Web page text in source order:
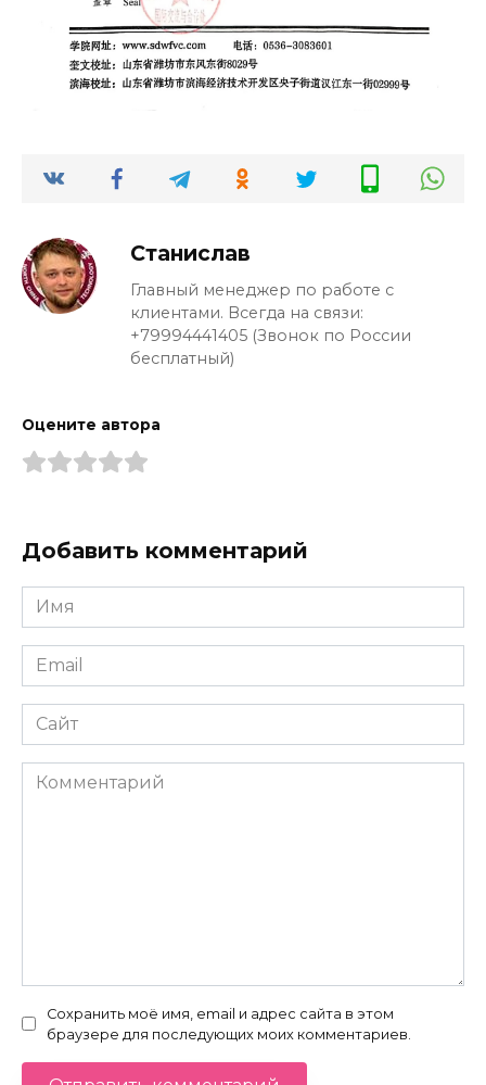
Станислав
Главный менеджер по работе с
клиентами. Всегда на связи:
+79994441405 (Звонок по России
бесплатный)
Оцените автора
Добавить комментарий
Имя
*
Email
*
Сайт
Комментарий
Сохранить моё имя, email и адрес сайта в этом
браузере для последующих моих комментариев.